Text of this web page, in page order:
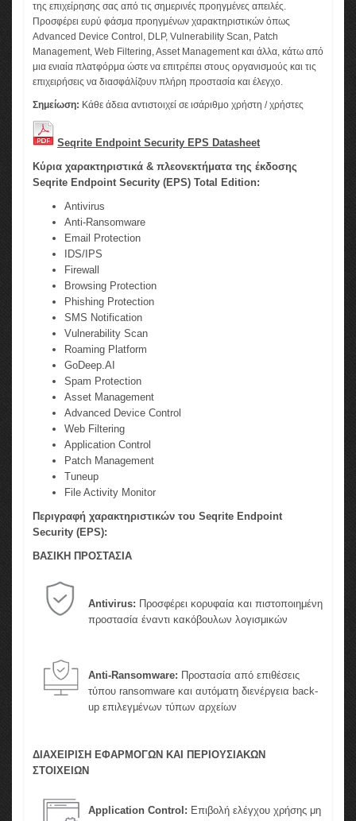
της επιχείρησης σας από τις σημερινές προηγμένες απειλές.
Προσφέρει ευρύ φάσμα προηγμένων χαρακτηριστικών όπως
Advanced Device Control, DLP, Vulnerability Scan, Patch
Management, Web Filtering, Asset Management και άλλα, κάτω από
μια ενιαία πλατφόρμα ώστε να επιτρέπει στους οργανισμούς και τις
επιχειρήσεις να διασφάλίζουν πλήρη προστασία και έλεγχο.
Σημείωση: Κάθε άδεια αντιστοιχεί σε ισάριθμο χρήστη / χρήστες
Seqrite Endpoint Security EPS Datasheet
Κύρια χαρακτηριστικά & πλεονεκτήματα της έκδοσης
Seqrite Endpoint Security (EPS) Total Edition:
Antivirus
Anti-Ransomware
Email Protection
IDS/IPS
Firewall
Browsing Protection
Phishing Protection
SMS Notification
Vulnerability Scan
Roaming Platform
GoDeep.AI
Spam Protection
Asset Management
Advanced Device Control
Web Filtering
Application Control
Patch Management
Tuneup
File Activity Monitor
Περιγραφή χαρακτηριστικών του Seqrite Endpoint
Security (EPS):
ΒΑΣΙΚΗ ΠΡΟΣΤΑΣΙΑ
Antivirus: Προσφέρει κορυφαία και πιστοποιημένη
προστασία έναντι κακόβουλων λογισμικών
Anti-Ransomware: Προστασία από επιθέσεις
τύπου ransomware και αυτόματη διενέργεια back-
up επιλεγμένων τύπων αρχείων
ΔΙΑΧΕΙΡΙΣΗ ΕΦΑΡΜΟΓΩΝ ΚΑΙ ΠΕΡΙΟΥΣΙΑΚΩΝ
ΣΤΟΙΧΕΙΩΝ
Application Control: Επιβολή ελέγχου χρήσης μη